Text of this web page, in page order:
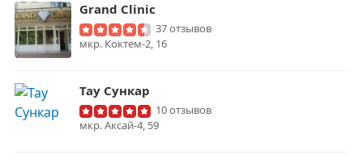
Grand Clinic
37 отзывов
мкр. Коктем-2, 16
Тау Сункар
10 отзывов
мкр. Аксай-4, 59